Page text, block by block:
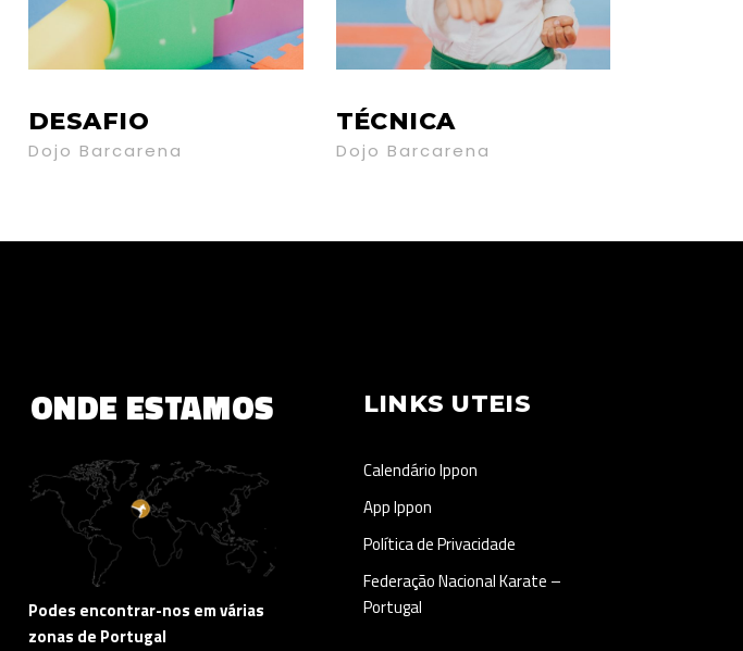
DESAFIO
Dojo Barcarena
TÉCNICA
Dojo Barcarena
ONDE ESTAMOS
Podes encontrar-nos em várias
zonas de Portugal
LINKS UTEIS
Calendário Ippon
App Ippon
Política de Privacidade
Federação Nacional Karate –
Portugal